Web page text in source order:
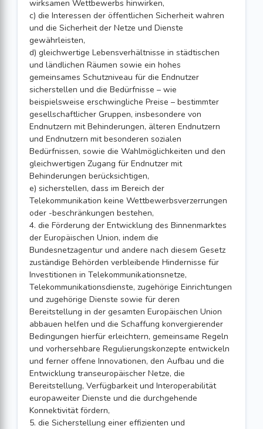
wirksamen Wettbewerbs hinwirken,
c) die Interessen der öffentlichen Sicherheit wahren
und die Sicherheit der Netze und Dienste
gewährleisten,
d) gleichwertige Lebensverhältnisse in städtischen
und ländlichen Räumen sowie ein hohes
gemeinsames Schutzniveau für die Endnutzer
sicherstellen und die Bedürfnisse – wie
beispielsweise erschwingliche Preise – bestimmter
gesellschaftlicher Gruppen, insbesondere von
Endnutzern mit Behinderungen, älteren Endnutzern
und Endnutzern mit besonderen sozialen
Bedürfnissen, sowie die Wahlmöglichkeiten und den
gleichwertigen Zugang für Endnutzer mit
Behinderungen berücksichtigen,
e) sicherstellen, dass im Bereich der
Telekommunikation keine Wettbewerbsverzerrungen
oder -beschränkungen bestehen,
4. die Förderung der Entwicklung des Binnenmarktes
der Europäischen Union, indem die
Bundesnetzagentur und andere nach diesem Gesetz
zuständige Behörden verbleibende Hindernisse für
Investitionen in Telekommunikationsnetze,
Telekommunikationsdienste, zugehörige Einrichtungen
und zugehörige Dienste sowie für deren
Bereitstellung in der gesamten Europäischen Union
abbauen helfen und die Schaffung konvergierender
Bedingungen hierfür erleichtern, gemeinsame Regeln
und vorhersehbare Regulierungskonzepte entwickeln
und ferner offene Innovationen, den Aufbau und die
Entwicklung transeuropäischer Netze, die
Bereitstellung, Verfügbarkeit und Interoperabilität
europaweiter Dienste und die durchgehende
Konnektivität fördern,
5. die Sicherstellung einer effizienten und